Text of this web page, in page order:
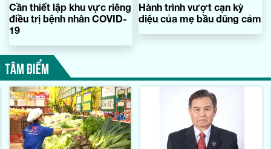
Cần thiết lập khu vực riêng
điều trị bệnh nhân COVID-
19
Hành trình vượt cạn kỳ
diệu của mẹ bầu dũng cảm
TÂM ĐIỂM